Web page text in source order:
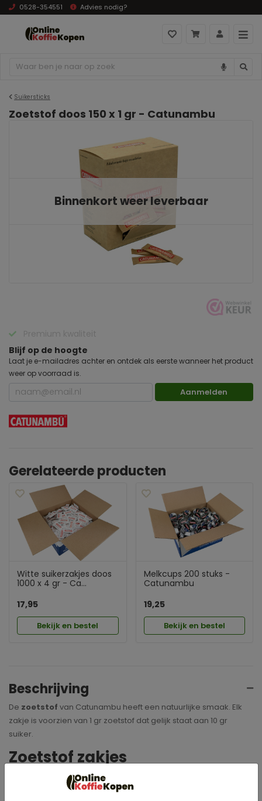
0528-354551 Advies nodig?
Suikersticks
Zoetstof doos 150 x 1 gr - Catunambu
Binnenkort weer leverbaar
Blijf op de hoogte
Laat je e-mailadres achter en ontdek als eerste wanneer het product
weer op voorraad is.
Aanmelden
Beschrijving
De zoetstof van Catunambu heeft een natuurlijke smaak. Elk
zakje is voorzien van 1 gr zoetstof dat gelijk staat aan 10 gr
suiker.
Zoetstof zakjes
De zoetstof wordt geleverd in een mooie kartonnen dispenser.
Elke dispenser bevat 150 zakjes zoetstof.
Gerelateerde producten
Witte suikerzakjes doos
1000 x 4 gr - Ca...
17,95
Bekijk en bestel
Melkcups 200 stuks -
Catunambu
19,25
Bekijk en bestel